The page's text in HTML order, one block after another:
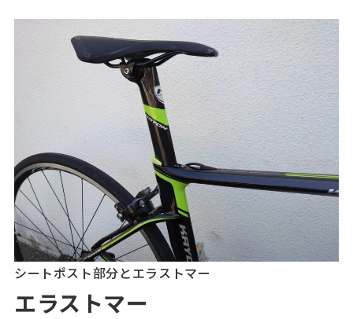
シートポスト部分とエラストマー
エラストマー